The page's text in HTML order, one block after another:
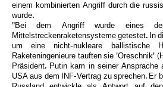
einem kombinierten Angriff durch die
wurde.
"Bei dem Angriff wurde eines der
Mittelstreckenraketensysteme getestet. In
um eine nicht-nukleare ballistische
Raketeningenieure tauften sie 'Oreschnik'
Präsident. Putin kam in seiner Ansprache
USA aus dem INF-Vertrag zu sprechen. Er